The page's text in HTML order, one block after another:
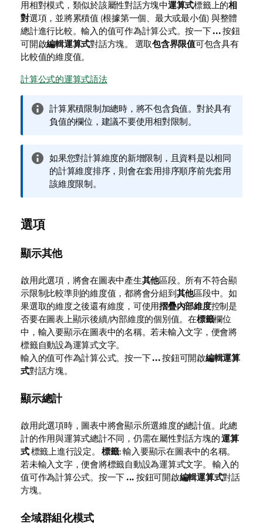
用相對模式，類似於該屬性對話方塊中運算式標籤上的相
對選項，並將累積值 (根據第一個、最大或最小值) 與整體
總計進行比較。輸入的值可作為計算公式。按一下...按鈕
可開啟編輯運算式對話方塊。 選取包含界限值可包含具有
比較值的維度值。
計算公式的運算式語法
資
訊
計算累積限制加總時，將不包含負值。對於具有
負值的欄位，建議不要使用相對限制。
資
訊
備
如果您對計算維度的新增限制，且資料是以相同
的計算維度排序，則會在套用排序順序前先套用
該維度限制。
選項
顯示其他
啟用此選項，將會在圖表中產生其他區段。所有不符合顯
示限制比較準則的維度值，都將會分組到其他區段中。如
果選取的維度之後還有維度，可使用摺疊內部維度控制是
否要在圖表上顯示後續/內部維度的個別值。在標籤欄位
中，輸入要顯示在圖表中的名稱。若未輸入文字，便會將
標籤自動設為運算式文字。
輸入的值可作為計算公式。按一下...按鈕可開啟編輯運算
式對話方塊。
顯示總計
啟用此選項時，圖表中將會顯示所選維度的總計值。此總
計的作用與運算式總計不同，仍需在屬性對話方塊的運算
式標籤上進行設定。標籤: 輸入要顯示在圖表中的名稱。
若未輸入文字，便會將標籤自動設為運算式文字。 輸入的
值可作為計算公式。按一下 ... 按鈕可開啟編輯運算式對話
方塊。
全域群組化模式